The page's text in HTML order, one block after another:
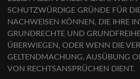
SCHUTZWÜRDIGE GRÜNDE FÜR
NACHWEISEN KÖNNEN, DIE IHRE
GRUNDRECHTE UND
ÜBERWIEGEN, ODER WENN DIE
GELTENDMACHUNG, AUSÜBUNG
VON RECHTSANSPRÜCHEN DIENT.